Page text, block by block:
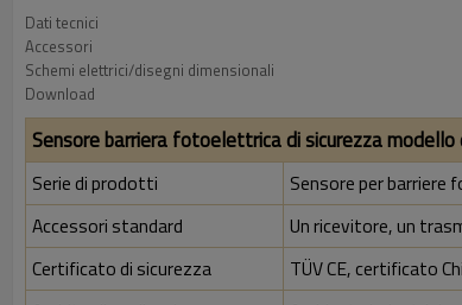
Dati tecnici
Accessori
Schemi elettrici/disegni dimensionali
Download
Sensore barriera fotoelettrica di sicurezza
Serie di prodotti
Sensore per barriere
Accessori standard
Un ricevitore, un
Certificato di sicurezza
TÜV CE, certificato